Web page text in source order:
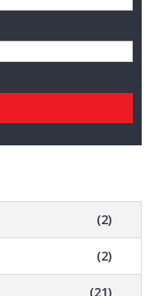
(2)
(2)
(21)